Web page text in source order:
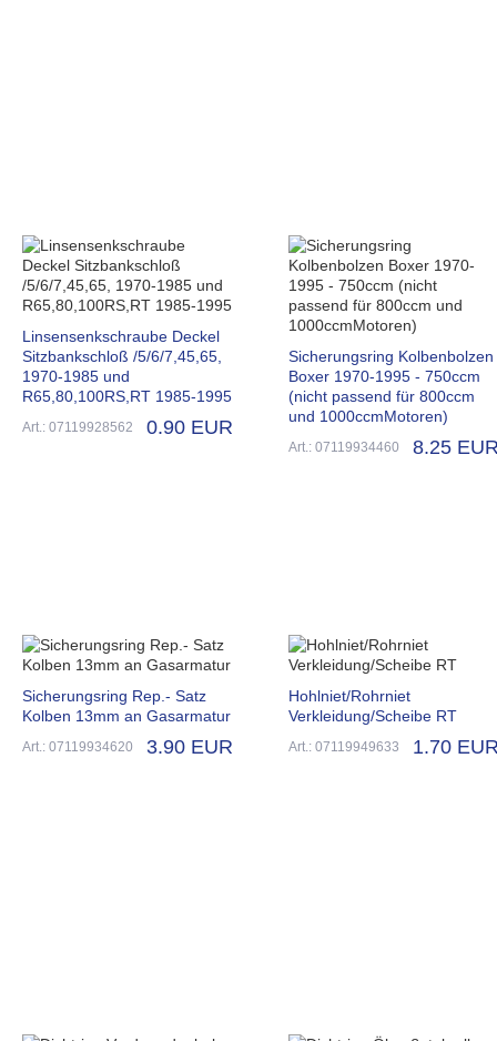
Linsensenkschraube Deckel
Sitzbankschloß /5/6/7,45,65,
1970-1985 und
R65,80,100RS,RT 1985-1995
Art.: 07119928562 0.90 EUR
Sicherungsring Kolbenbolzen
Boxer 1970-1995 - 750ccm
(nicht passend für 800ccm
und 1000ccmMotoren)
Art.: 07119934460 8.25
Sicherungsring Rep.- Satz
Kolben 13mm an Gasarmatur
Art.: 07119934620 3.90 EUR
Hohlniet/Rohrniet
Verkleidung/Scheibe RT
Art.: 07119949633 1.70